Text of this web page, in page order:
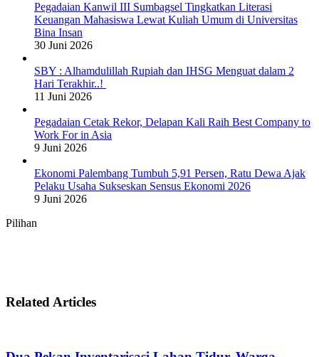
Pegadaian Kanwil III Sumbagsel Tingkatkan Literasi
Keuangan Mahasiswa Lewat Kuliah Umum di Universitas
Bina Insan
30 Juni 2026
SBY : Alhamdulillah Rupiah dan IHSG Menguat dalam 2
Hari Terakhir..!
11 Juni 2026
Pegadaian Cetak Rekor, Delapan Kali Raih Best Company to
Work For in Asia
9 Juni 2026
Ekonomi Palembang Tumbuh 5,91 Persen, Ratu Dewa Ajak
Pelaku Usaha Sukseskan Sensus Ekonomi 2026
9 Juni 2026
Pilihan
Related Articles